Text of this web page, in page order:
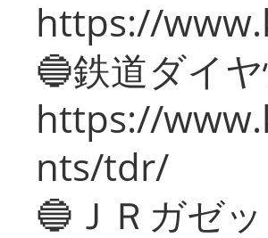
https://
🔵鉄道ダイ
https://
nts/tdr/
🔵ＪＲガゼッ